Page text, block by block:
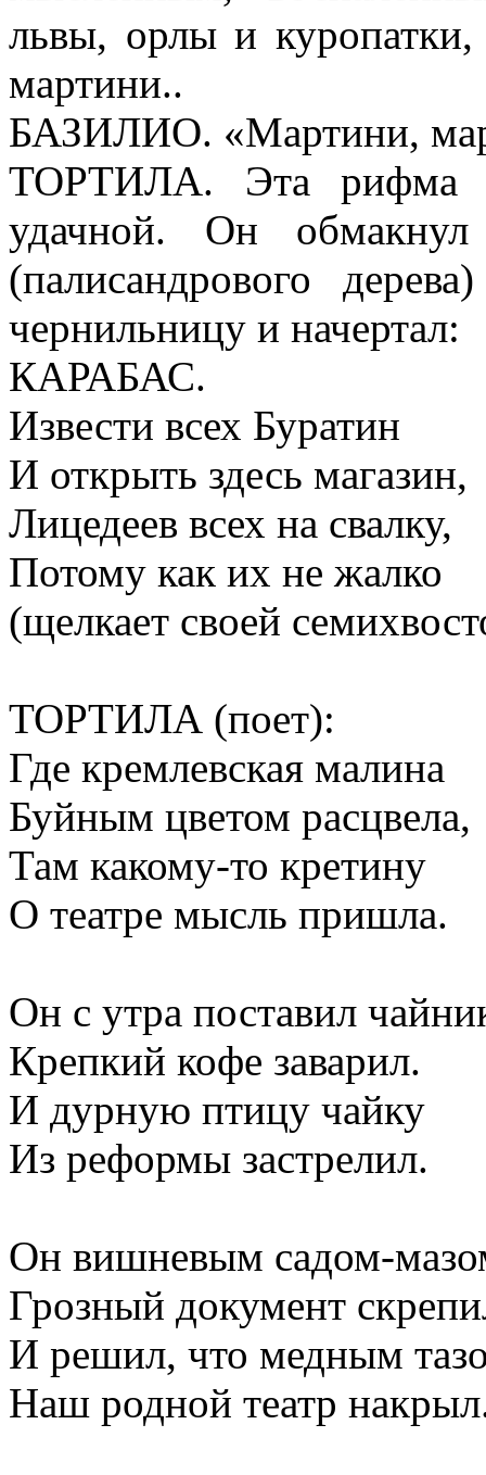
львы, орлы и
мартини..
БАЗИЛИО. «Мартини,
ТОРТИЛА. Эта рифма
удачной. Он
(палисандрового
чернильницу и начертал:
КАРАБАС.
Извести всех Буратин
И открыть здесь магазин,
Лицедеев всех на свалку,
Потому как их не жалко
(щелкает своей
ТОРТИЛА (поет):
Где кремлевская малина
Буйным цветом расцвела,
Там какому-то кретину
О театре мысль пришла.
Он с утра поставил
Крепкий кофе заварил.
И дурную птицу чайку
Из реформы застрелил.
Он вишневым садом-
Грозный документ
И решил, что медным
Наш родной театр